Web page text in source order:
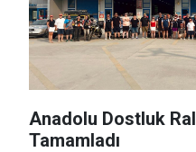
Anadolu Dostluk
Tamamladı